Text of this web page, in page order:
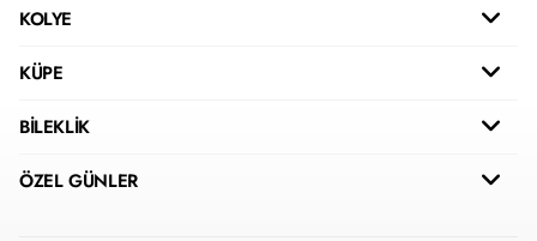
KOLYE
KÜPE
BİLEKLİK
ÖZEL GÜNLER